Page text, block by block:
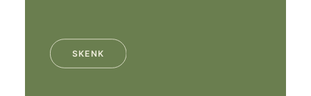
SKENK